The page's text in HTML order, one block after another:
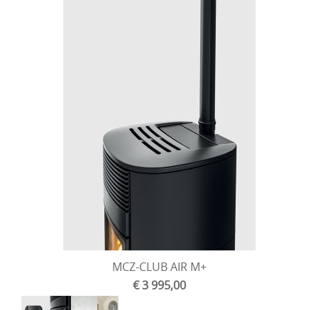
MCZ-CLUB AIR M+
€ 3 995,00